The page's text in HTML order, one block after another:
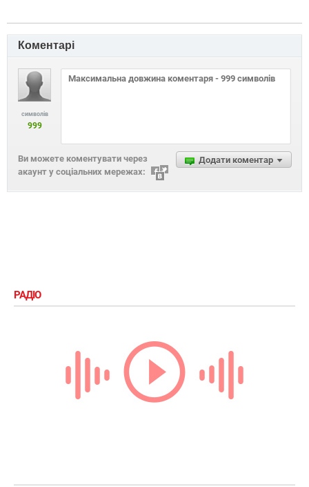
Коментарі
символів
999
Додати коментар
Ви можете коментувати через
акаунт у соціальних мережах:
РАДІО